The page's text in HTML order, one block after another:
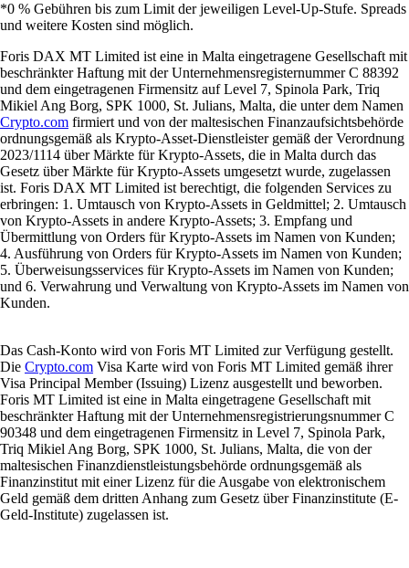
*0 % Gebühren bis zum Limit der jeweiligen Level-Up-Stufe. Spreads
und weitere Kosten sind möglich.
Foris DAX MT Limited ist eine in Malta eingetragene Gesellschaft mit
beschränkter Haftung mit der Unternehmensregisternummer C 88392
und dem eingetragenen Firmensitz auf Level 7, Spinola Park, Triq
Mikiel Ang Borg, SPK 1000, St. Julians, Malta, die unter dem Namen
Crypto.com firmiert und von der maltesischen Finanzaufsichtsbehörde
ordnungsgemäß als Krypto-Asset-Dienstleister gemäß der Verordnung
2023/1114 über Märkte für Krypto-Assets, die in Malta durch das
Gesetz über Märkte für Krypto-Assets umgesetzt wurde, zugelassen
ist. Foris DAX MT Limited ist berechtigt, die folgenden Services zu
erbringen: 1. Umtausch von Krypto-Assets in Geldmittel; 2. Umtausch
von Krypto-Assets in andere Krypto-Assets; 3. Empfang und
Übermittlung von Orders für Krypto-Assets im Namen von Kunden;
4. Ausführung von Orders für Krypto-Assets im Namen von Kunden;
5. Überweisungsservices für Krypto-Assets im Namen von Kunden;
und 6. Verwahrung und Verwaltung von Krypto-Assets im Namen von
Kunden.
Das Cash-Konto wird von Foris MT Limited zur Verfügung gestellt.
Die Crypto.com Visa Karte wird von Foris MT Limited gemäß ihrer
Visa Principal Member (Issuing) Lizenz ausgestellt und beworben.
Foris MT Limited ist eine in Malta eingetragene Gesellschaft mit
beschränkter Haftung mit der Unternehmensregistrierungsnummer C
90348 und dem eingetragenen Firmensitz in Level 7, Spinola Park,
Triq Mikiel Ang Borg, SPK 1000, St. Julians, Malta, die von der
maltesischen Finanzdienstleistungsbehörde ordnungsgemäß als
Finanzinstitut mit einer Lizenz für die Ausgabe von elektronischem
Geld gemäß dem dritten Anhang zum Gesetz über Finanzinstitute (E-
Geld-Institute) zugelassen ist.